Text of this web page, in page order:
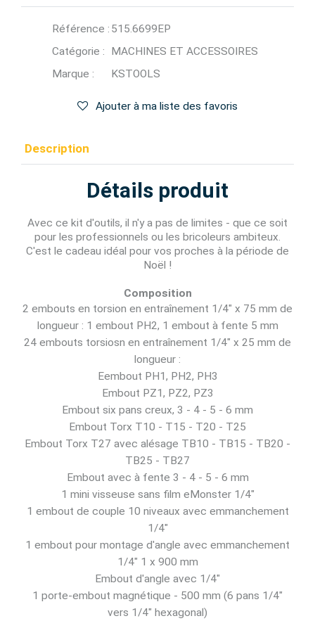
Référence : 515.6699EP
Catégorie :
MACHINES ET ACCESSOIRES
Marque :
KSTOOLS
Ajouter à ma liste des favoris
Description
Détails produit
Avec ce kit d'outils, il n'y a pas de limites - que ce soit
pour les professionnels ou les bricoleurs ambiteux.
C'est le cadeau idéal pour vos proches à la période de
Noël !
Composition
2 embouts en torsion en entraînement 1/4" x 75 mm de
longueur : 1 embout PH2, 1 embout à fente 5 mm
24 embouts torsiosn en entraînement 1/4" x 25 mm de
longueur :
Eembout PH1, PH2, PH3
Embout PZ1, PZ2, PZ3
Embout six pans creux, 3 - 4 - 5 - 6 mm
Embout Torx T10 - T15 - T20 - T25
Embout Torx T27 avec alésage TB10 - TB15 - TB20 -
TB25 - TB27
Embout avec à fente 3 - 4 - 5 - 6 mm
1 mini visseuse sans film eMonster 1/4"
1 embout de couple 10 niveaux avec emmanchement
1/4"
1 embout pour montage d'angle avec emmanchement
1/4" 1 x 900 mm
Embout d'angle avec 1/4"
1 porte-embout magnétique - 500 mm (6 pans 1/4"
vers 1/4" hexagonal)